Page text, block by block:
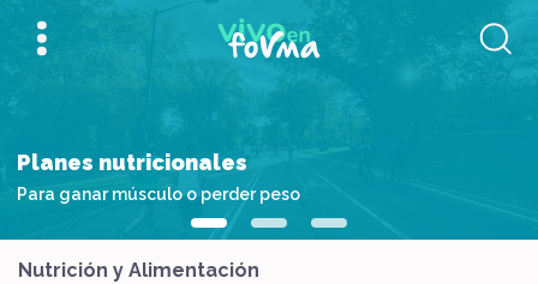
Planes nutricionales
Para ganar músculo o perder peso
Nutrición y Alimentación